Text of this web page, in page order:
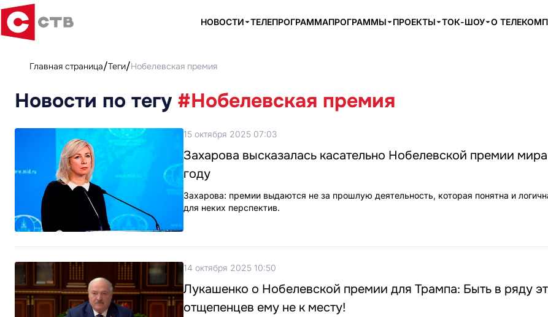
НОВОСТИ ТЕЛЕПРОГРАММАПРОГРАММЫ ПРОЕКТЫ ТОК-ШОУ О
Главная страница Теги Нобелевская премия
Новости по тегу #Нобелевская премия
15 октября 2025 07:03
Захарова высказалась касательно Нобелевской премии
году
Захарова: премии выдаются не за прошлую деятельность, которая понятна и
для неких перспектив.
14 октября 2025 10:50
Лукашенко о Нобелевской премии для Трампа: Быть в ряду
отщепенцев ему не к месту!